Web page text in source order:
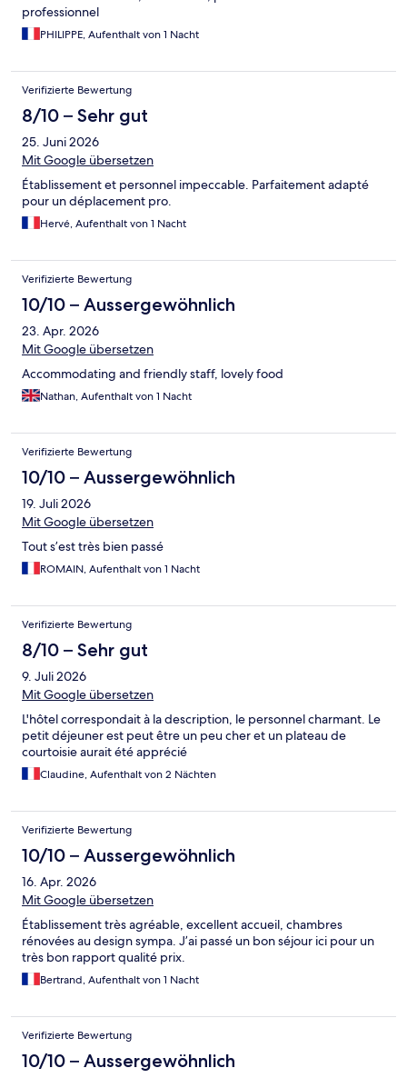
professionnel
PHILIPPE, Aufenthalt von 1 Nacht
Verifizierte Bewertung
8/10 – Sehr gut
25. Juni 2026
Mit Google übersetzen
Établissement et personnel impeccable. Parfaitement adapté
pour un déplacement pro.
Hervé, Aufenthalt von 1 Nacht
Verifizierte Bewertung
10/10 – Aussergewöhnlich
23. Apr. 2026
Mit Google übersetzen
Accommodating and friendly staff, lovely food
Nathan, Aufenthalt von 1 Nacht
Verifizierte Bewertung
10/10 – Aussergewöhnlich
19. Juli 2026
Mit Google übersetzen
Tout s’est très bien passé
ROMAIN, Aufenthalt von 1 Nacht
Verifizierte Bewertung
8/10 – Sehr gut
9. Juli 2026
Mit Google übersetzen
L'hôtel correspondait à la description, le personnel charmant. Le
petit déjeuner est peut être un peu cher et un plateau de
courtoisie aurait été apprécié
Claudine, Aufenthalt von 2 Nächten
Verifizierte Bewertung
10/10 – Aussergewöhnlich
16. Apr. 2026
Mit Google übersetzen
Établissement très agréable, excellent accueil, chambres
rénovées au design sympa. J’ai passé un bon séjour ici pour un
très bon rapport qualité prix.
Bertrand, Aufenthalt von 1 Nacht
Verifizierte Bewertung
10/10 – Aussergewöhnlich